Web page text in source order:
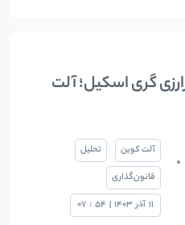
گری اسکیل؛ آلت
آلت کوین
تحلیل
قانون‌گذاری
11 آذر 1403
|
54
:
07